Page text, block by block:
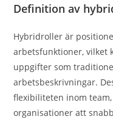
Definition av
Hybridroller är
arbetsfunktioner, vilket
uppgifter som
arbetsbeskrivningar.
flexibiliteten inom
organisationer att